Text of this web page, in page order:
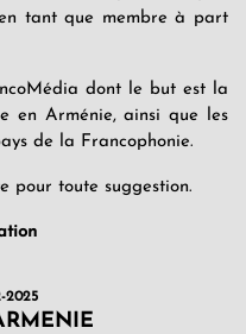
en tant que membre à part
dont le but est la
en Arménie, ainsi que les
de la Francophonie.
pour toute suggestion.
2025